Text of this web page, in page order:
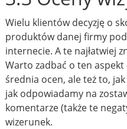
Wielu klientów decyzję o
produktów danej firmy
internecie. A te najłatwiej
Warto zadbać o ten aspekt
średnia ocen, ale też to,
jak odpowiadamy na
komentarze (także te
wizerunek.